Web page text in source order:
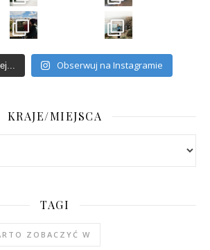
Obserwuj na Instagramie
KRAJE/MIEJSCA
TAGI
ZOBACZYĆ W